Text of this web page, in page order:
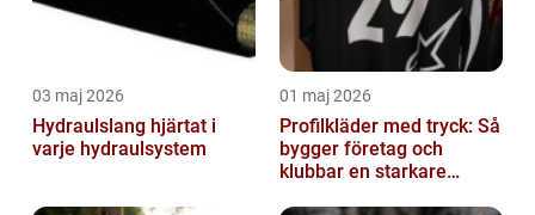
03 maj 2026
Hydraulslang hjärtat i
varje hydraulsystem
01 maj 2026
Profilkläder med tryck: Så
bygger företag och
klubbar en starkare